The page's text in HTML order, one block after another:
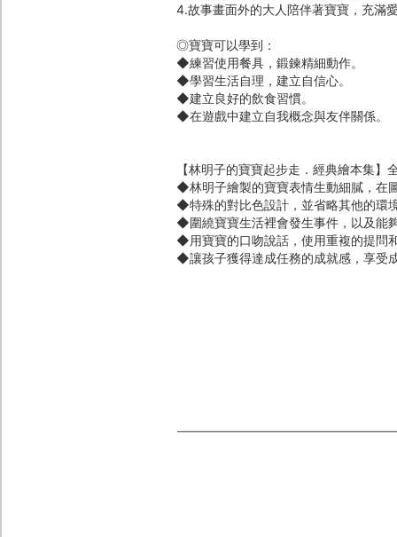
4.故事畫面外的大人陪伴著寶寶，充滿
◎寶寶可以學到：
◆練習使用餐具，鍛鍊精細動作。
◆學習生活自理，建立自信心。
◆建立良好的飲食習慣。
◆在遊戲中建立自我概念與友伴關係。
【林明子的寶寶起步走．經典繪本集】
◆林明子繪製的寶寶表情生動細膩，在
◆特殊的對比色設計，並省略其他的環
◆圍繞寶寶生活裡會發生事件，以及能
◆用寶寶的口吻說話，使用重複的提問
◆讓孩子獲得達成任務的成就感，享受